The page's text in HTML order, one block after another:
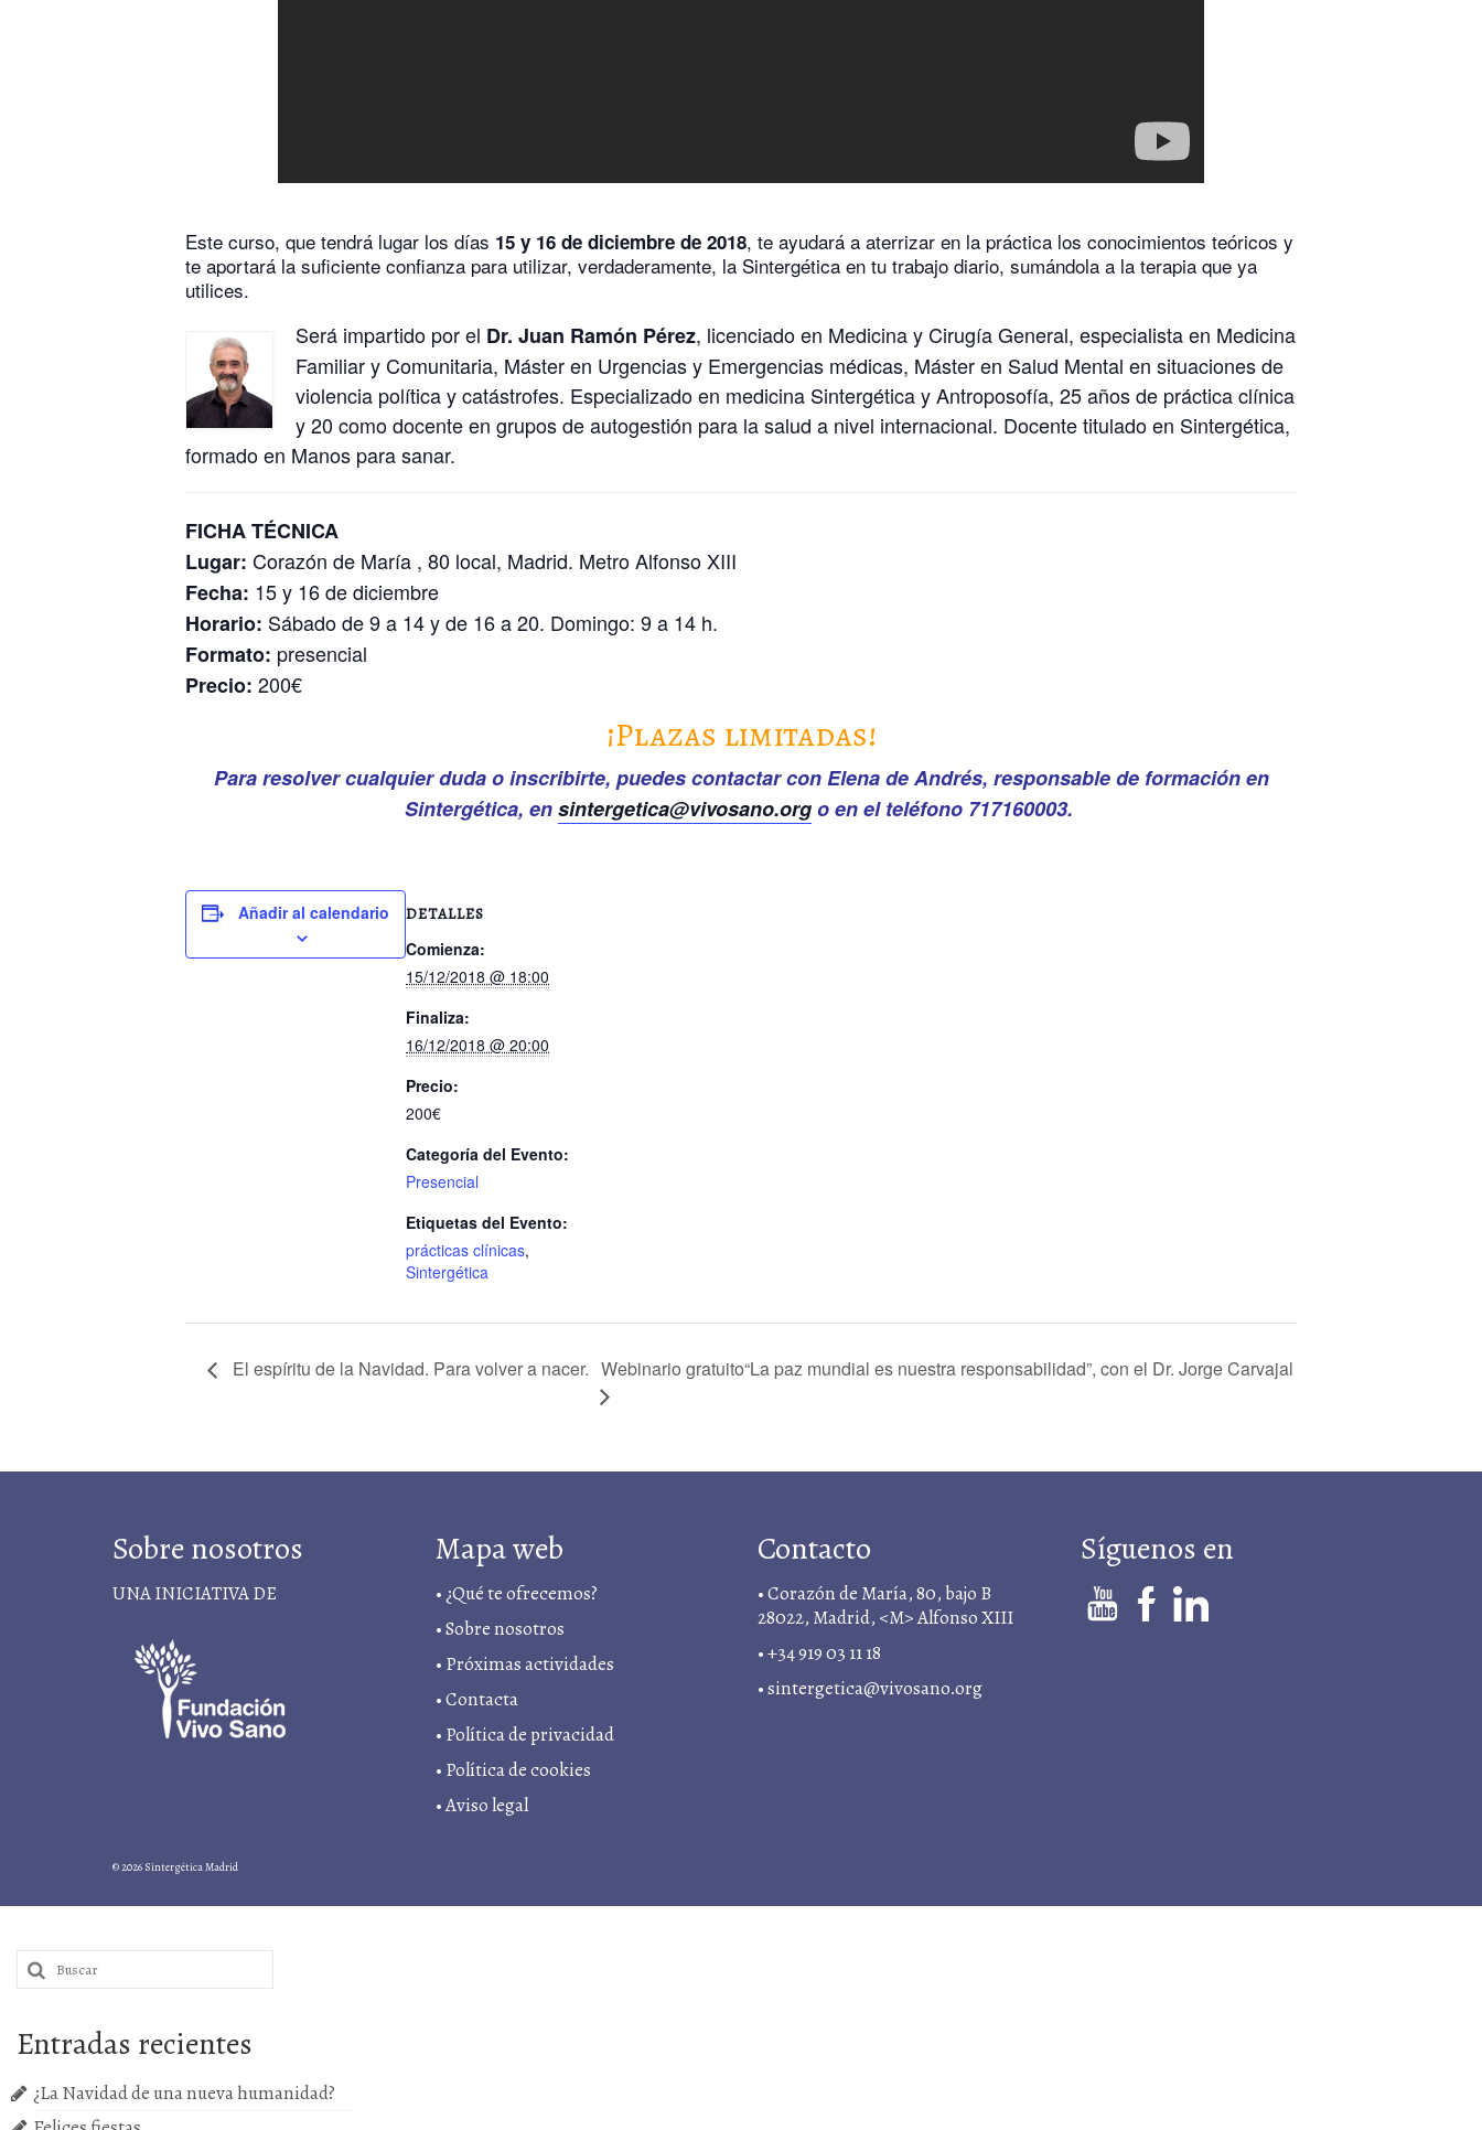
Este curso, que tendrá lugar los días 15 y 16 de diciembre de 2018, te ayudará a aterrizar en la práctica los conocimientos teóricos y
te aportará la suficiente confianza para utilizar, verdaderamente, la Sintergética en tu trabajo diario, sumándola a la terapia que ya
utilices.
Será impartido por el Dr. Juan Ramón Pérez, licenciado en Medicina y Cirugía General, especialista en Medicina
Familiar y Comunitaria, Máster en Urgencias y Emergencias médicas, Máster en Salud Mental en situaciones de
violencia política y catástrofes. Especializado en medicina Sintergética y Antroposofía, 25 años de práctica clínica
y 20 como docente en grupos de autogestión para la salud a nivel internacional. Docente titulado en Sintergética,
formado en Manos para sanar.
FICHA TÉCNICA
Lugar: Corazón de María , 80 local, Madrid. Metro Alfonso XIII
Fecha: 15 y 16 de diciembre
Horario: Sábado de 9 a 14 y de 16 a 20. Domingo: 9 a 14 h.
Formato: presencial
Precio: 200€
¡Plazas limitadas!
Para resolver cualquier duda o inscribirte, puedes contactar con Elena de Andrés, responsable de formación en
Sintergética, ensintergetica@vivosano.orgo en el teléfono 717160003.
Añadir al calendario DETALLES
Comienza:
15/12/2018 @ 18:00
Finaliza:
16/12/2018 @ 20:00
Precio:
200€
Categoría del Evento:
Presencial
Etiquetas del Evento:
prácticas clínicas,
Sintergética
El espíritu de la Navidad. Para volver a nacer. Webinario gratuito“La paz mundial es nuestra responsabilidad”, con el Dr. Jorge Carvajal
Sobre nosotros
UNA INICIATIVA DE
Mapa web
•¿Qué te ofrecemos?
•Sobre nosotros
• Próximas actividades
•Contacta
• Política de privacidad
• Política de cookies
•Aviso legal
Contacto
• Corazón de María, 80, bajo B
28022, Madrid, <M> Alfonso XIII
• +34 919 03 11 18
•sintergetica@vivosano.org
Síguenos en
© 2026 Sintergética Madrid
Buscar
por:
Entradas recientes
¿La Navidad de una nueva humanidad?